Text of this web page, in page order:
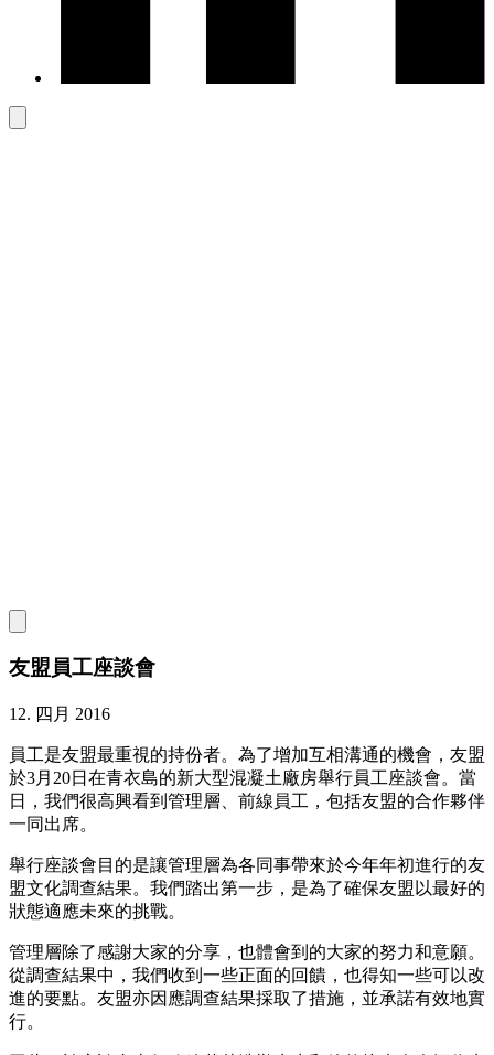
友盟員工座談會
12. 四月 2016
員工是友盟最重視的持份者。為了增加互相溝通的機會，友盟
於3月20日在青衣島的新大型混凝土廠房舉行員工座談會。當
日，我們很高興看到管理層、前線員工，包括友盟的合作夥伴
一同出席。
舉行座談會目的是讓管理層為各同事帶來於今年年初進行的友
盟文化調查結果。我們踏出第一步，是為了確保友盟以最好的
狀態適應未來的挑戰。
管理層除了感謝大家的分享，也體會到的大家的努力和意願。
從調查結果中，我們收到一些正面的回饋，也得知一些可以改
進的要點。友盟亦因應調查結果採取了措施，並承諾有效地實
行。